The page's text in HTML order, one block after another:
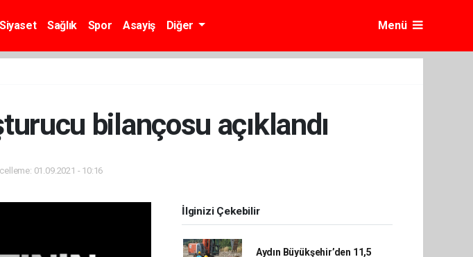
Siyaset Sağlık Spor Asayiş Diğer Menü
bilançosu açıklandı
01.09.2021 - 10:16
İlginizi Çekebilir
Aydın Büyükşehir’den 11,5